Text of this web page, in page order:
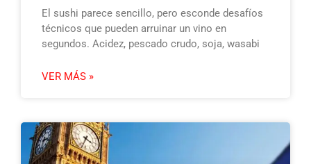
El sushi parece sencillo, pero esconde desafíos
técnicos que pueden arruinar un vino en
segundos. Acidez, pescado crudo, soja, wasabi
VER MÁS »